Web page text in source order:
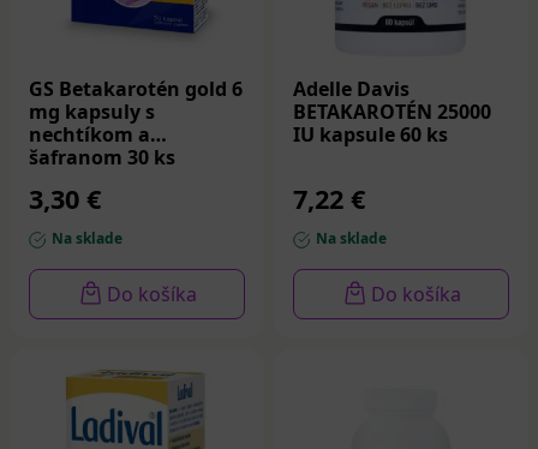
GS Betakarotén gold 6
mg kapsuly s
nechtíkom a
šafranom 30 ks
3,30 €
Na sklade
Do košíka
Adelle Davis
BETAKAROTÉN 25000
IU kapsule 60 ks
7,22 €
Na sklade
Do košíka